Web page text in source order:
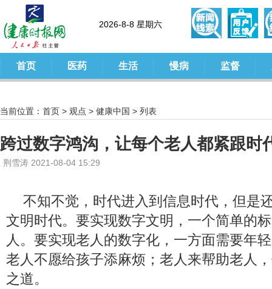
2026-8-8 星期六
首页 医药 生活 慢病 监督
当前位置： 首页 > 观点 > 健康中国 > 列表
跨过数字鸿沟，让每个老人都紧跟时
荆雪涛 2021-08-04 15:29
不知不觉，时代进入到信息时代，但是
文明时代。要实现数字文明，一个简单的
人。要实现老人的数字化，一方面需要年
老人不愿给孩子添麻烦；老人来帮助老人
之道。